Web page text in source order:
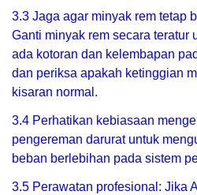
3.3 Jaga agar minyak rem tetap
Ganti minyak rem secara teratur
ada kotoran dan kelembapan
dan periksa apakah ketinggian
kisaran normal.
3.4 Perhatikan kebiasaan
pengereman darurat untuk
beban berlebihan pada sistem
3.5 Perawatan profesional: Jika